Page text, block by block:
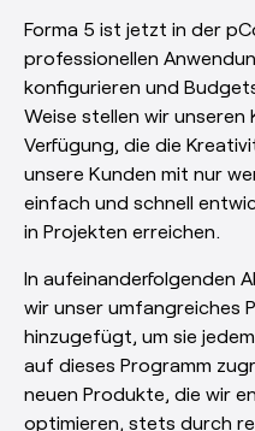
Showrooms
Herzlichwillkommen!
esPattio
Kontakt
Kontakt
EN ES FR DE
Forma 5 ist jetzt in der
professionellen
konfigurieren und
Weise stellen wir unseren
Verfügung, die die
unsere Kunden mit nur
einfach und schnell
in Projekten erreichen.
In aufeinanderfolgenden
wir unser umfangreiches
hinzugefügt, um sie
auf dieses Programm
neuen Produkte, die wir
optimieren, stets durch